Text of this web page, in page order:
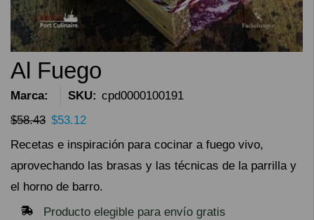
Al Fuego
Marca: SKU: cpd0000100191
$58.43 $53.12
Recetas e inspiración para cocinar a fuego vivo,
aprovechando las brasas y las técnicas de la parrilla y
el horno de barro.
Producto elegible para envío gratis